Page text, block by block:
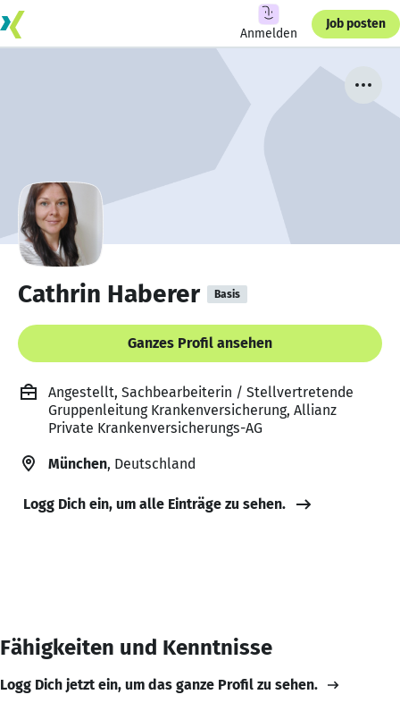
Anmelden
Job posten
Cathrin Haberer Basis
Ganzes Profil ansehen
Angestellt, Sachbearbeiterin / Stellvertretende
Gruppenleitung Krankenversicherung, Allianz
Private Krankenversicherungs-AG
München, Deutschland
Logg Dich ein, um alle Einträge zu sehen.
Fähigkeiten und Kenntnisse
Logg Dich jetzt ein, um das ganze Profil zu sehen.